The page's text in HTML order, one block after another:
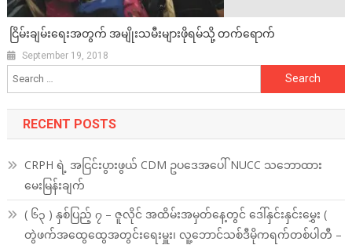
ငြိမ်းချမ်းရေးအတွက် အမျိုးသမီးများဖိုရမ်သို့ တက်ရောက်
September 19, 2018
Search
for:
RECENT POSTS
CRPH ရဲ့ အငြင်းပွားဖွယ် CDM ဥပဒေအပေါ် NUCC သဘောထား
မေးမြန်းချက်
( ၆၃ ) နှစ်ပြည့် ၇ – ဇူလိုင် အထိမ်းအမှတ်နေ့တွင် ဒေါ်နှင်းနှင်းမွှေး (
တွဲဖက်အထွေထွေအတွင်းရေးမှူး၊ လူ့ဘောင်သစ်ဒီမိုကရက်တစ်ပါတီ –